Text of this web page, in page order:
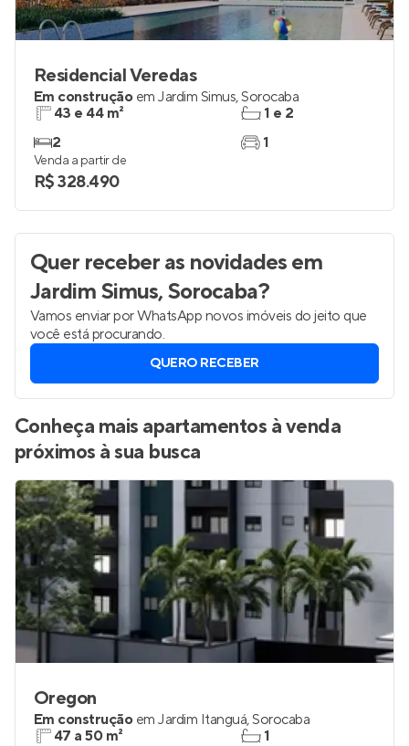
Residencial Veredas
Em construção em Jardim Simus,Sorocaba
43 e 44 m²
2
1 e 2
1
Venda a partir de
R$ 328.490
Quer receber as novidadesem
Jardim Simus, Sorocaba?
Vamos enviar por WhatsApp novos imóveis do jeito que
você está procurando.
QUERO RECEBER
Conheça mais apartamentos à venda
próximos à sua busca
Oregon
Em construção em Jardim Itanguá,Sorocaba
47 a 50 m²
1